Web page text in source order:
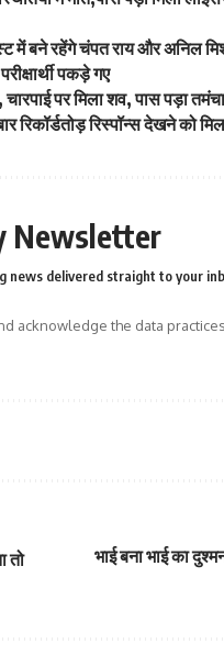
में बने रहेंगे चंपत राय और अनिल
पकड़े गए
चारपाई पर मिला शव, पास पड़ा
रिकॉर्डतोड़ रिस्पॉन्स देखने को
Newsletter
news delivered straight to your
acknowledge the data
तो
भाई बना भाई का